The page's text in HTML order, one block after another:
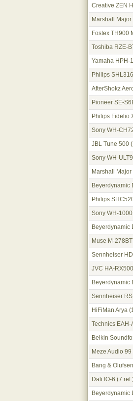
Creative ZEN
Marshall Major
Fostex TH900
Toshiba RZE-
Yamaha HPH-
Philips
AfterShokz
Pioneer SE-
Philips Fidelio
Sony WH-
JBL Tune 500
Sony WH-
Marshall Major
Beyerdynamic
Philips
Sony WH-
Beyerdynamic
Muse M-278BT
Sennheiser
JVC HA-RX500
Beyerdynamic
Sennheiser
HiFiMan Arya
Technics EAH-
Belkin
Meze Audio
Bang &
Dali IO-6 (7
Beyerdynamic